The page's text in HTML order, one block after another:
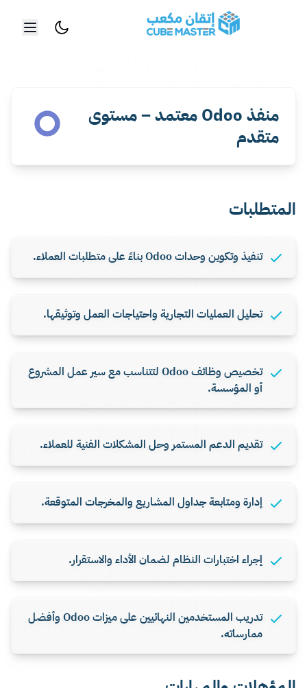
تخطي إلى المحتوى الرئيسي
منفذ Odoo معتمد – مستوى
متقدم
المتطلبات
تنفيذ وتكوين وحدات Odoo بناءً على متطلبات العملاء.
تحليل العمليات التجارية واحتياجات العمل وتوثيقها.
تخصيص وظائف Odoo لتتناسب مع سير عمل المشروع
أو المؤسسة.
تقديم الدعم المستمر وحل المشكلات الفنية للعملاء.
إدارة ومتابعة جداول المشاريع والمخرجات المتوقعة.
إجراء اختبارات النظام لضمان الأداء والاستقرار.
تدريب المستخدمين النهائيين على ميزات Odoo وأفضل
ممارساته.